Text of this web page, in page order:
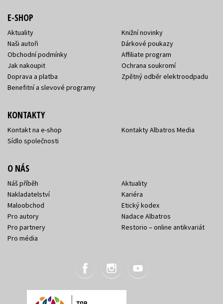
E-SHOP
Aktuality
Naši autoři
Obchodní podmínky
Jak nakoupit
Doprava a platba
Benefitní a slevové programy
Knižní novinky
Dárkové poukazy
Affiliate program
Ochrana soukromí
Zpětný odběr elektroodpadu
KONTAKTY
Kontakt na e-shop
Sídlo společnosti
Kontakty Albatros Media
O NÁS
Náš příběh
Nakladatelství
Maloobchod
Pro autory
Pro partnery
Pro média
Aktuality
Kariéra
Etický kodex
Nadace Albatros
Restorio – online antikvariát